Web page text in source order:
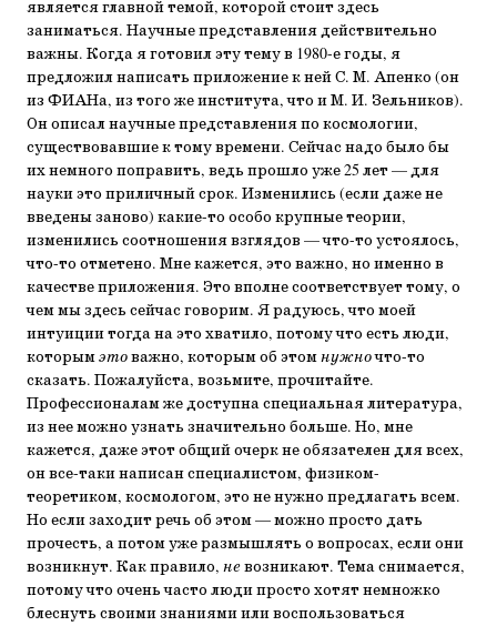
является главной темой, которой стоит здесь
заниматься. Научные представления действительно
важны. Когда я готовил эту тему в 1980-е годы, я
предложил написать приложение к ней С. М. Апенко (он
из ФИАНа, из того же института, что и М. И. Зельников).
Он описал научные представления по космологии,
существовавшие к тому времени. Сейчас надо было бы
их немного поправить, ведь прошло уже 25 лет — для
науки это приличный срок. Изменились (если даже не
введены заново) какие-то особо крупные теории,
изменились соотношения взглядов — что-то устоялось,
что-то отметено. Мне кажется, это важно, но именно в
качестве приложения. Это вполне соответствует тому, о
чем мы здесь сейчас говорим. Я радуюсь, что моей
интуиции тогда на это хватило, потому что есть люди,
которымэтоважно, которым об этомнужночто-то
сказать. Пожалуйста, возьмите, прочитайте.
Профессионалам же доступна специальная литература,
из нее можно узнать значительно больше. Но, мне
кажется, даже этот общий очерк не обязателен для всех,
он все-таки написан специалистом, физиком-
теоретиком, космологом, это не нужно предлагать всем.
Но если заходит речь об этом — можно просто дать
прочесть, а потом уже размышлять о вопросах, если они
возникнут. Как правило, невозникают. Тема снимается,
потому что очень часто люди просто хотят немножко
блеснуть своими знаниями или воспользоваться